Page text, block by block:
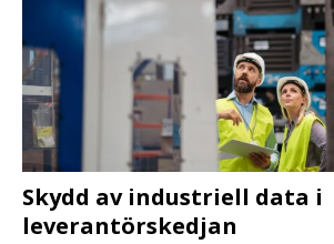
Skydd av industriell data i
leverantörskedjan